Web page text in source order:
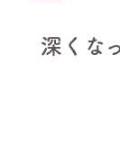
深くな